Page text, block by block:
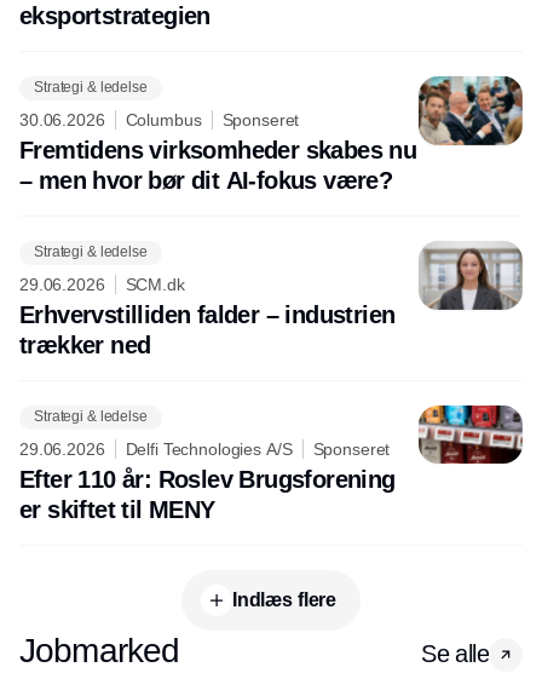
eksportstrategien
Strategi & ledelse
30.06.2026 Columbus Sponseret
Fremtidens virksomheder skabes nu
– men hvor bør dit AI-fokus være?
Strategi & ledelse
29.06.2026 SCM.dk
Erhvervstilliden falder – industrien
trækker ned
Strategi & ledelse
29.06.2026 Delfi Technologies A/S Sponseret
Efter 110 år: Roslev Brugsforening
er skiftet til MENY
Indlæs flere
Jobmarked Se alle